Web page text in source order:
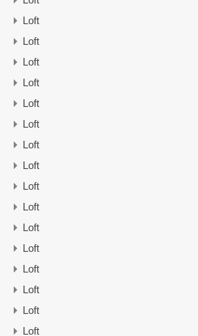
Loft
Loft
Loft
Loft
Loft
Loft
Loft
Loft
Loft
Loft
Loft
Loft
Loft
Loft
Loft
Loft